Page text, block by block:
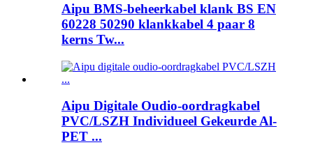
Aipu BMS-beheerkabel klank BS EN
60228 50290 klankkabel 4 paar 8
kerns Tw...
Aipu Digitale Oudio-oordragkabel
PVC/LSZH Individueel Gekeurde Al-
PET ...